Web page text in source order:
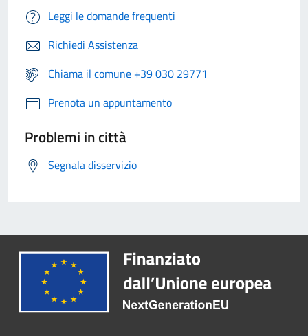
Leggi le domande frequenti
Richiedi Assistenza
Chiama il comune +39 030 29771
Prenota un appuntamento
Problemi in città
Segnala disservizio